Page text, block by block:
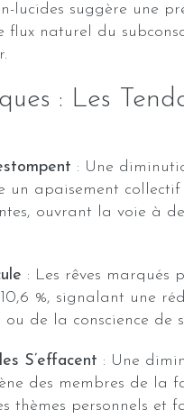
lucides suggère une
flux naturel du
: Les
: Une
un apaisement collectif
ouvrant la voie à
: Les rêves marqués
%, signalant une
de la conscience de
S’effacent : Une
des membres de la
thèmes personnels et